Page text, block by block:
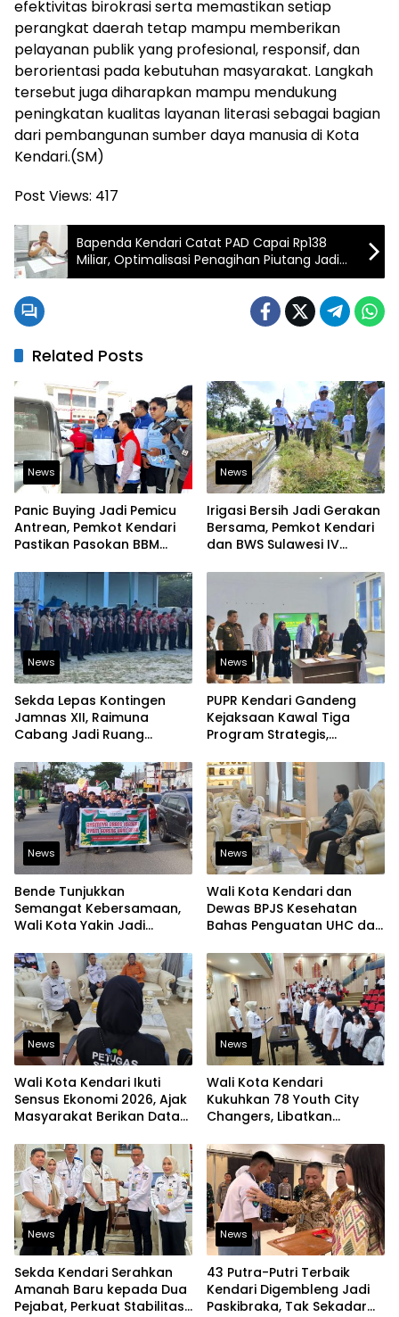
efektivitas birokrasi serta memastikan setiap
perangkat daerah tetap mampu memberikan
pelayanan publik yang profesional, responsif, dan
berorientasi pada kebutuhan masyarakat. Langkah
tersebut juga diharapkan mampu mendukung
peningkatan kualitas layanan literasi sebagai bagian
dari pembangunan sumber daya manusia di Kota
Kendari.(SM)
Post Views: 417
Bapenda Kendari Catat PAD Capai Rp138
Miliar, Optimalisasi Penagihan Piutang Jadi
Fokus Semester II
Related Posts
News
Panic Buying Jadi Pemicu
Antrean, Pemkot Kendari
Pastikan Pasokan BBM
News
Irigasi Bersih Jadi Gerakan
Bersama, Pemkot Kendari
dan BWS Sulawesi IV
Pangan
News
Sekda Lepas Kontingen
Jamnas XII, Raimuna
Cabang Jadi Ruang
dan Berjiwa Pemimpin
News
PUPR Kendari Gandeng
Kejaksaan Kawal Tiga
Program Strategis,
Bangun Infrastruktur
Berintegritas
News
Bende Tunjukkan
Semangat Kebersamaan,
Wali Kota Yakin Jadi
Lain
News
Wali Kota Kendari dan
Dewas BPJS Kesehatan
Bahas Penguatan UHC dan
Kesehatan
News
Wali Kota Kendari Ikuti
Sensus Ekonomi 2026, Ajak
Masyarakat Berikan Data
News
Wali Kota Kendari
Kukuhkan 78 Youth City
Changers, Libatkan
Perubahan Kota
News
Sekda Kendari Serahkan
Amanah Baru kepada Dua
Pejabat, Perkuat Stabilitas
News
43 Putra-Putri Terbaik
Kendari Digembleng Jadi
Paskibraka, Tak Sekadar